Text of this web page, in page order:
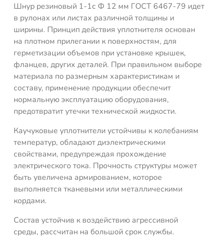
Шнур резиновый 1-1с Ф 12 мм ГОСТ 6467-79 идет
в рулонах или листах различной толщины и
ширины. Принцип действия уплотнителя основан
на плотном прилегании к поверхностям, для
герметизации объемов при установке крышек,
фланцев, других деталей. При правильном выборе
материала по размерным характеристикам и
составу, применение продукции обеспечит
нормальную эксплуатацию оборудования,
предотвратит утечки технической жидкости.
Каучуковые уплотнители устойчивы к колебаниям
температур, обладают диэлектрическими
свойствами, предупреждая прохождение
электрического тока. Прочность структуры может
быть увеличена армированием, которое
выполняется тканевыми или металлическими
кордами.
Состав устойчив к воздействию агрессивной
среды, рассчитан на большой срок службы.